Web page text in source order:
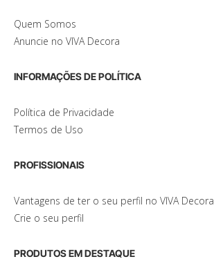
Quem Somos
Anuncie no VIVA Decora
INFORMAÇÕES DE POLÍTICA
Política de Privacidade
Termos de Uso
PROFISSIONAIS
Vantagens de ter o seu perfil no VIVA Decora
Crie o seu perfil
PRODUTOS EM DESTAQUE